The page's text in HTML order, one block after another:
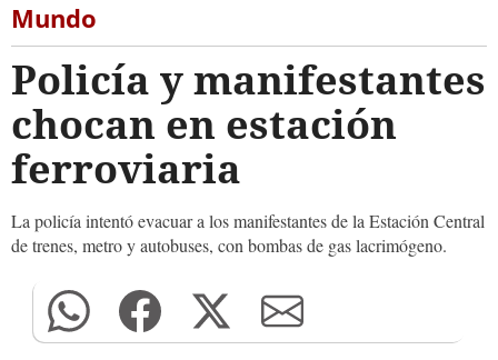
Mundo
Policía y manifestantes
chocan en estación
ferroviaria
La policía intentó evacuar a los manifestantes de la Estación Central
de trenes, metro y autobuses, con bombas de gas lacrimógeno.